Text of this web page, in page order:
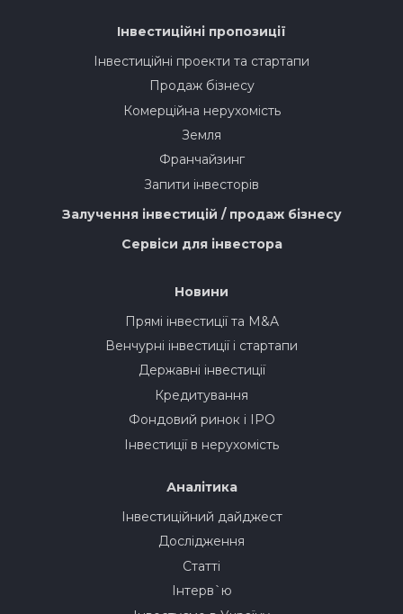
Інвестиційні пропозиції
Інвестиційні проекти та стартапи
Продаж бізнесу
Комерційна нерухомість
Земля
Франчайзинг
Запити інвесторів
Залучення інвестицій / продаж бізнесу
Сервіси для інвестора
Новини
Прямі інвестиції та M&A
Венчурні інвестиції і стартапи
Державні інвестиції
Кредитування
Фондовий ринок і IPO
Інвестиції в нерухомість
Аналітика
Інвестиційний дайджест
Дослідження
Статті
Інтерв`ю